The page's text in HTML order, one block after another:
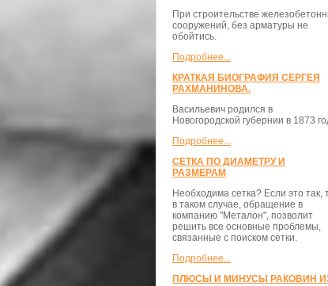
При строительстве
сооружений, без арматуры не
обойтись.
Подробнее...
КРАТКАЯ БИОГРАФИЯ СЕРГЕЯ
РАХМАНИНОВА.
Васильевич родился в
Новогородской губернии в 1873
Подробнее...
СЕТКА ПО ДИАМЕТРУ И
РАЗМЕРАМ
Необходима сетка? Если это так,
в таком случае, обращение в
компанию "Металон", позволит
решить все основные проблемы,
связанные с поиском сетки.
Подробнее...
ПЛЮСЫ И МИНУСЫ РАКОВИН